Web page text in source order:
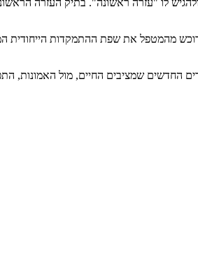
לו "עזרה ראשונה". בתיק העזרה
מהמטפל את שפת ההתמקדות הייחודית
שמציבים החיים, מול האמונות,